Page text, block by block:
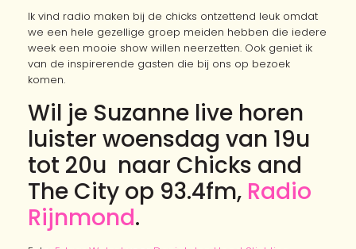
Ik vind radio maken bij de chicks ontzettend leuk omdat
we een hele gezellige groep meiden hebben die iedere
week een mooie show willen neerzetten. Ook geniet ik
van de inspirerende gasten die bij ons op bezoek
komen.
Wil je Suzanne live horen
luister woensdag van 19u
tot 20u naar Chicks and
The City op 93.4fm, Radio
Rijnmond.